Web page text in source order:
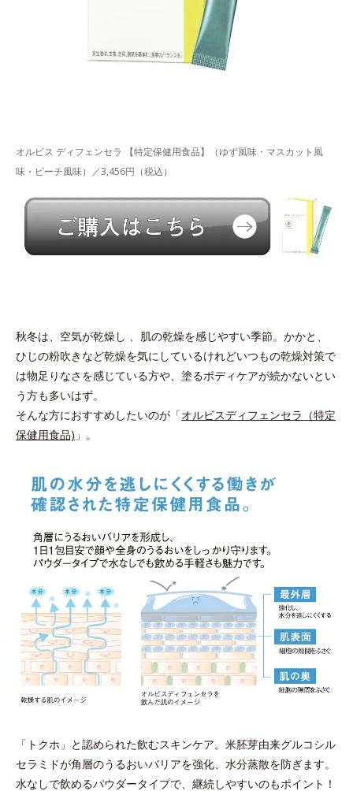
オルビス ディフェンセラ 【特定保健用食品】（ゆず風味・マスカット風
味・ピーチ風味）／3,456円（税込）
秋冬は、空気が乾燥し 、肌の乾燥を感じやすい季節。かかと、
ひじの粉吹きなど乾燥を気にしているけれどいつもの乾燥対策で
は物足りなさを感じている方や、塗るボディケアが続かないとい
う方も多いはず。
そんな方におすすめしたいのが「オルビスディフェンセラ（特定
保健用食品) 」。
「トクホ」と認められた飲むスキンケア。米胚芽由来グルコシル
セラミドが角層のうるおいバリアを強化、水分蒸散を防ぎます。
水なしで飲めるパウダータイプで、継続しやすいのもポイント！